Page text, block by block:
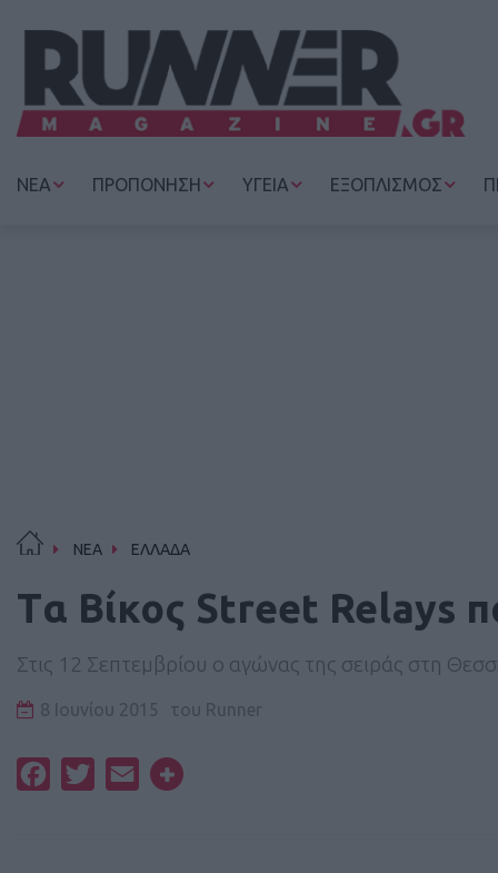
ΝΕΑ ΠΡΟΠΟΝΗΣΗ ΥΓΕΙΑ ΕΞΟΠΛΙΣΜΟΣ
ΝΕΑ ΕΛΛΑΔΑ
Tα Βίκος Street Relays
Στις 12 Σεπτεμβρίου ο αγώνας της σειράς στη
8 Ιουνίου 2015 του Runner
FacebookTwitterEmail